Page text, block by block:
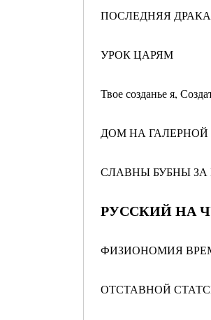
ПОСЛЕДНЯЯ ДРАКА
УРОК ЦАРЯМ
Твое созданье я,
ДОМ НА ГАЛЕРНОЙ
СЛАВНЫ БУБНЫ ЗА
РУССКИЙ НА
ФИЗИОНОМИЯ
ОТСТАВНОЙ